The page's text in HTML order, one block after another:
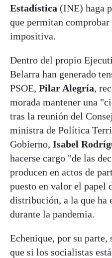
Estadística (INE) haga
que permitan
impositiva.
Dentro del propio
Belarra han generado
PSOE, Pilar Alegría,
morada mantener una
tras la reunión del
ministra de Política
Gobierno, Isabel
hacerse cargo "de las
producen en actos de
puesto en valor el papel
distribución, a la que ha
durante la pandemia.
Echenique, por su
que si los socialistas